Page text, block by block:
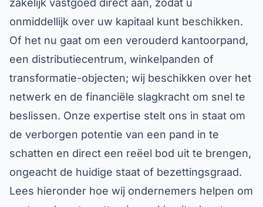
onmiddellijk over uw kapitaal kunt beschikken.
Of het nu gaat om een verouderd kantoorpand,
een distributiecentrum, winkelpanden of
transformatie-objecten; wij beschikken over het
netwerk en de financiële slagkracht om snel te
beslissen. Onze expertise stelt ons in staat om
de verborgen potentie van een pand in te
schatten en direct een reëel bod uit te brengen,
ongeacht de huidige staat of bezettingsgraad.
Lees hieronder hoe wij ondernemers helpen om
vastgoed om te zetten in werkkapitaal met